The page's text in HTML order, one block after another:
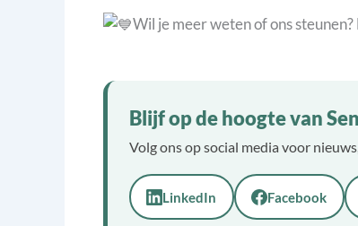
Wil je meer weten of ons
Blijf op de hoogte van
Volg ons op social media voor
LinkedIn Facebook